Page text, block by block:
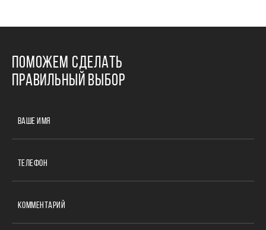
ПОМОЖЕМ СДЕЛАТЬ
ПРАВИЛЬНЫЙ ВЫБОР
ВАШЕ ИМЯ
ТЕЛЕФОН
КОММЕНТАРИЙ